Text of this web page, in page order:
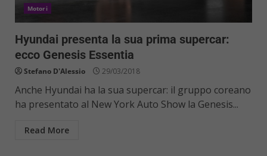
Motori
Hyundai presenta la sua prima supercar:
ecco Genesis Essentia
Stefano D'Alessio 29/03/2018
Anche Hyundai ha la sua supercar: il gruppo coreano
ha presentato al New York Auto Show la Genesis...
Read More